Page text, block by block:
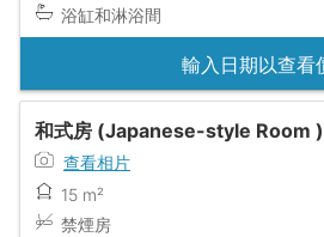
浴缸和淋浴間
輸入日期以查看
和式房 (Japanese-style Room )
查看相片
15 m²
禁煙房